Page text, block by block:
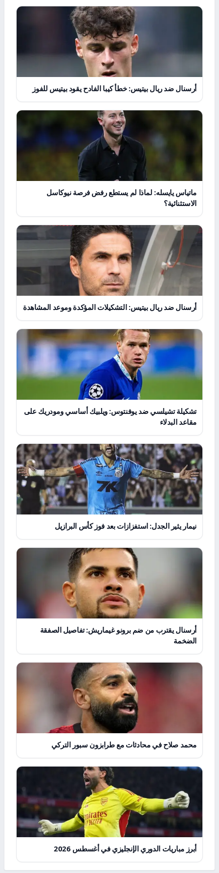
أرسنال ضد ريال بيتيس: خطأ كيبا الفادح يقود بيتيس للفوز
ماتياس يايسله: لماذا لم يستطع رفض فرصة نيوكاسل
الاستثنائية؟
أرسنال ضد ريال بيتيس: التشكيلات المؤكدة وموعد المشاهدة
تشكيلة تشيلسي ضد يوفنتوس: ويلبيك أساسي ومودريك على
مقاعد البدلاء
نيمار يثير الجدل: استفزازات بعد فوز كأس البرازيل
أرسنال يقترب من ضم برونو غيماريش: تفاصيل الصفقة
الضخمة
محمد صلاح في محادثات مع طرابزون سبور التركي
أبرز مباريات الدوري الإنجليزي في أغسطس 2026